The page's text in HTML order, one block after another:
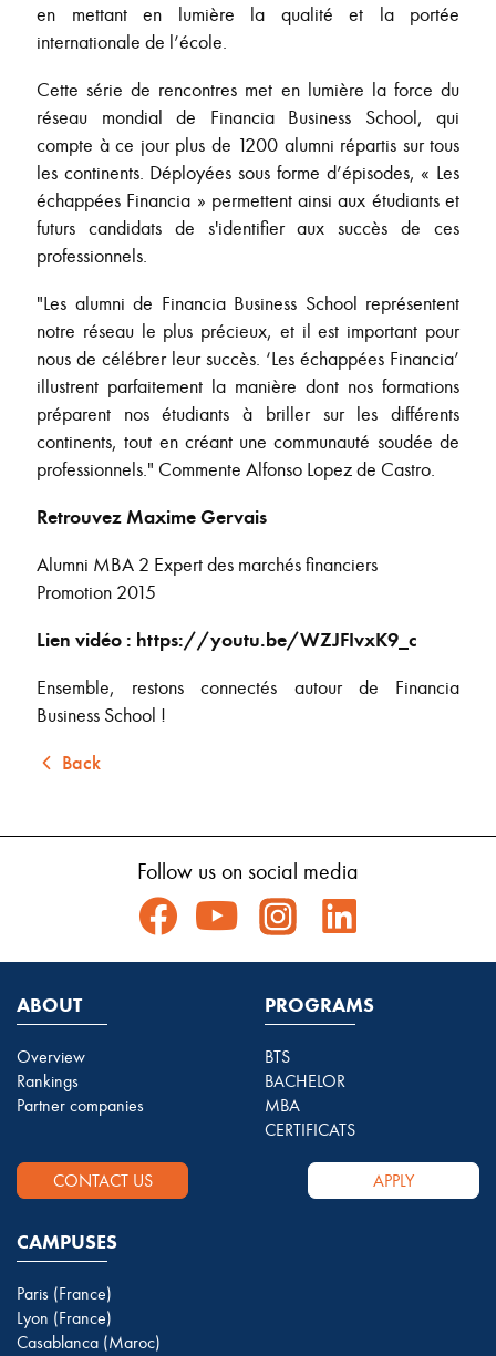
en mettant en lumière la qualité et la portée
internationale de l’école.
Cette série de rencontres met en lumière la force du
réseau mondial de Financia Business School, qui
compte à ce jour plus de 1200 alumni répartis sur tous
les continents. Déployées sous forme d’épisodes, « Les
échappées Financia » permettent ainsi aux étudiants et
futurs candidats de s'identifier aux succès de ces
professionnels.
"Les alumni de Financia Business School représentent
notre réseau le plus précieux, et il est important pour
nous de célébrer leur succès. ‘Les échappées Financia’
illustrent parfaitement la manière dont nos formations
préparent nos étudiants à briller sur les différents
continents, tout en créant une communauté soudée de
professionnels." Commente Alfonso Lopez de Castro.
Retrouvez Maxime Gervais
Alumni MBA 2 Expert des marchés financiers
Promotion 2015
Lien vidéo : https://youtu.be/WZJFIvxK9_c
Ensemble, restons connectés autour de Financia
Business School !
Back
Follow us on social media
ABOUT
Overview
Rankings
Partner companies
PROGRAMS
BTS
BACHELOR
MBA
CERTIFICATS
CONTACT US APPLY
CAMPUSES
Paris (France)
Lyon (France)
Casablanca (Maroc)